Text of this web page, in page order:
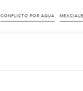
CONFLICTO POR AGUA MEXCIALE